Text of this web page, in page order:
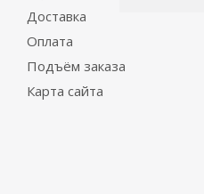
Доставка
Оплата
Подъём заказа
Карта сайта